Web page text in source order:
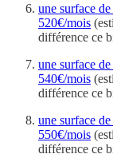
une surface
520€/mois
différence ce
une surface
540€/mois
différence ce
une surface
550€/mois
différence ce